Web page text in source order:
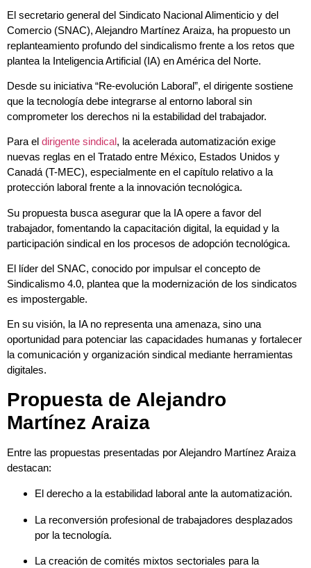
El secretario general del Sindicato Nacional Alimenticio y del
Comercio (SNAC), Alejandro Martínez Araiza, ha propuesto un
replanteamiento profundo del sindicalismo frente a los retos que
plantea la Inteligencia Artificial (IA) en América del Norte.
Desde su iniciativa “Re-evolución Laboral”, el dirigente sostiene
que la tecnología debe integrarse al entorno laboral sin
comprometer los derechos ni la estabilidad del trabajador.
Para el dirigente sindical, la acelerada automatización exige
nuevas reglas en el Tratado entre México, Estados Unidos y
Canadá (T-MEC), especialmente en el capítulo relativo a la
protección laboral frente a la innovación tecnológica.
Su propuesta busca asegurar que la IA opere a favor del
trabajador, fomentando la capacitación digital, la equidad y la
participación sindical en los procesos de adopción tecnológica.
El líder del SNAC, conocido por impulsar el concepto de
Sindicalismo 4.0, plantea que la modernización de los sindicatos
es impostergable.
En su visión, la IA no representa una amenaza, sino una
oportunidad para potenciar las capacidades humanas y fortalecer
la comunicación y organización sindical mediante herramientas
digitales.
Propuesta de Alejandro
Martínez Araiza
Entre las propuestas presentadas por Alejandro Martínez Araiza
destacan:
El derecho a la estabilidad laboral ante la automatización.
La reconversión profesional de trabajadores desplazados
por la tecnología.
La creación de comités mixtos sectoriales para la